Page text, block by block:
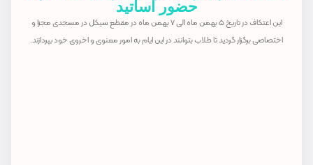
این اعتکاف در تاریخ ۵ بهمن ماه الی ۷ بهمن ماه در مقطع سیکل در مسجدی مجزا و
در این ایام به امور معنوی و اخروی خود بپردازند.